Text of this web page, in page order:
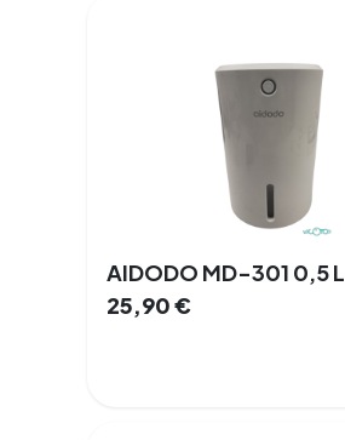
AIDODO MD-301 0,5 L
25,90€